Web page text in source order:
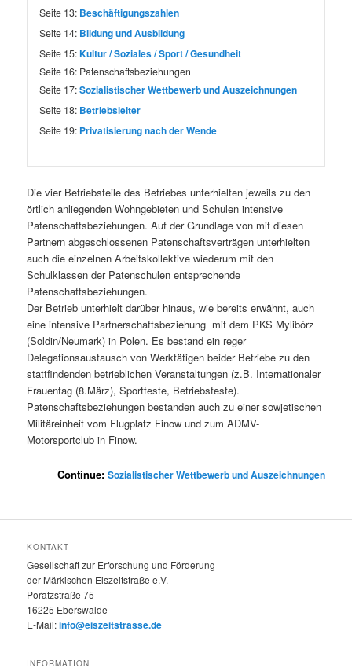
Seite 13: Beschäftigungszahlen
Seite 14: Bildung und Ausbildung
Seite 15:Kultur / Soziales / Sport / Gesundheit
Seite 16: Patenschaftsbeziehungen
Seite 17:Sozialistischer Wettbewerb und Auszeichnungen
Seite 18: Betriebsleiter
Seite 19: Privatisierung nach der Wende
Die vier Betriebsteile des Betriebes unterhielten jeweils zu den
örtlich anliegenden Wohngebieten und Schulen intensive
Patenschaftsbeziehungen. Auf der Grundlage von mit diesen
Partnern abgeschlossenen Patenschaftsverträgen unterhielten
auch die einzelnen Arbeitskollektive wiederum mit den
Schulklassen der Patenschulen entsprechende
Patenschaftsbeziehungen.
Der Betrieb unterhielt darüber hinaus, wie bereits erwähnt, auch
eine intensive Partnerschaftsbeziehung mit dem PKS Mylibórz
(Soldin/Neumark) in Polen. Es bestand ein reger
Delegationsaustausch von Werktätigen beider Betriebe zu den
stattfindenden betrieblichen Veranstaltungen (z.B. Internationaler
Frauentag (8.März), Sportfeste, Betriebsfeste).
Patenschaftsbeziehungen bestanden auch zu einer sowjetischen
Militäreinheit vom Flugplatz Finow und zum ADMV-
Motorsportclub in Finow.
Continue: Sozialistischer Wettbewerb und Auszeichnungen
KONTAKT
Gesellschaft zur Erforschung und Förderung
der Märkischen Eiszeitstraße e.V.
Poratzstraße 75
16225 Eberswalde
E-Mail:info@eiszeitstrasse.de
INFORMATION